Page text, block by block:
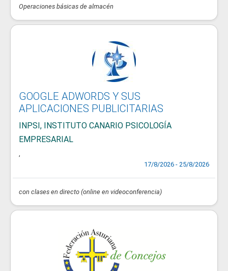
Operaciones básicas de almacén
GOOGLE ADWORDS Y SUS
APLICACIONES PUBLICITARIAS
INPSI, INSTITUTO CANARIO PSICOLOGÍA
EMPRESARIAL
,
17/8/2026 - 25/8/2026
con clases en directo (online en videoconferencia)